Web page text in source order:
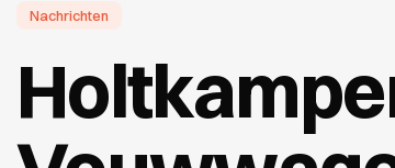
Nachrichten